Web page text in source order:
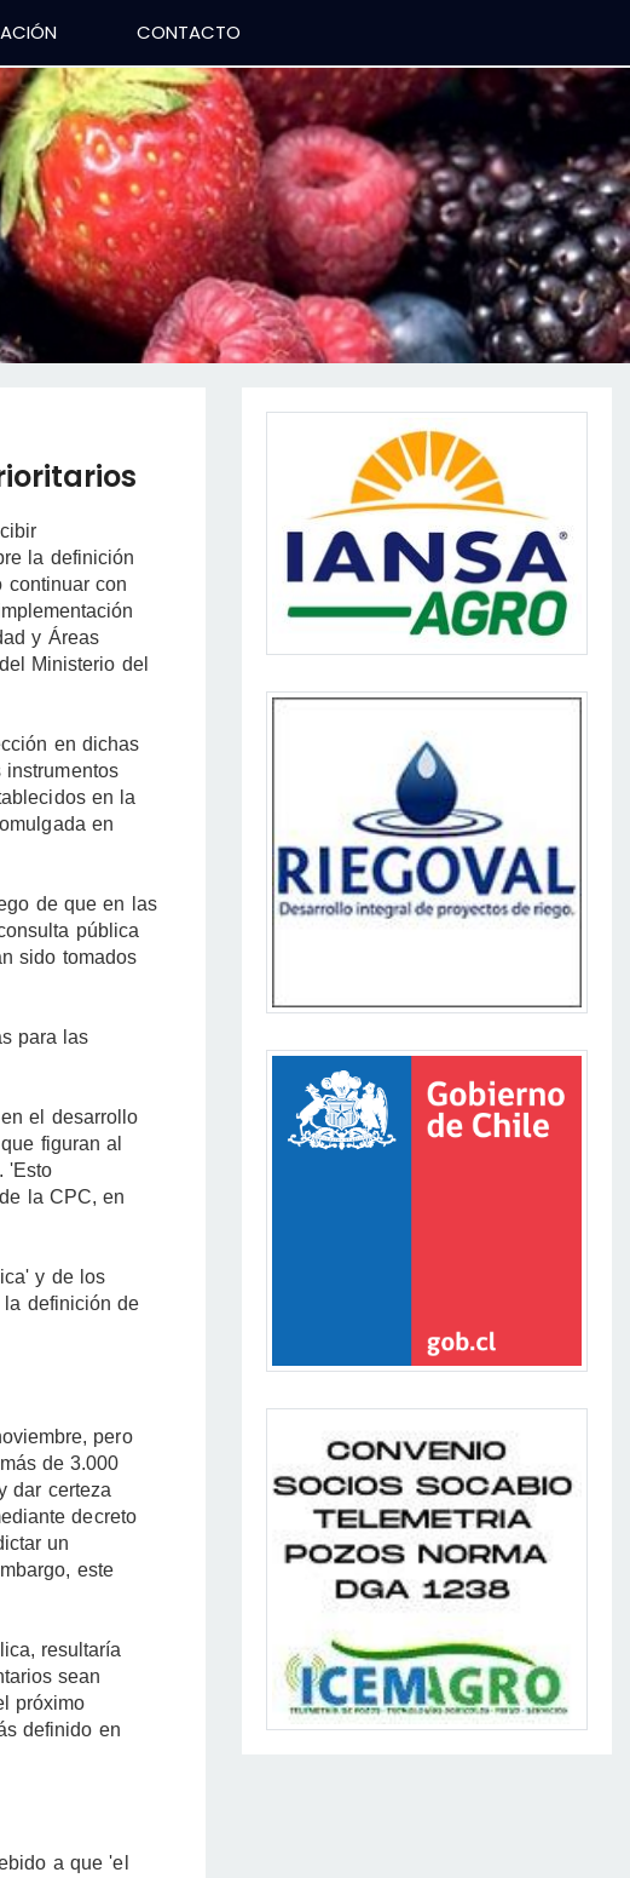
CONTACTO
la definición
continuar con
y Áreas
Ministerio del
en dichas
en la
en
de que en las
pública
sido tomados
para las
el desarrollo
figuran al
'Esto
la CPC, en
y de los
la definición de
pero
de 3.000
dar certeza
decreto
un
este
resultaría
sean
próximo
definido en
a que 'el